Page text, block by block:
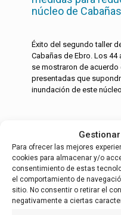
Para ofrecer las mejores
cookies para almacenar y/o
consentimiento de estas
el comportamiento de
sitio. No consentir o retirar el
negativamente a ciertas
núcleo de
Éxito del segundo taller
Cabañas de Ebro. Los
se mostraron de
presentadas que
inundación de este